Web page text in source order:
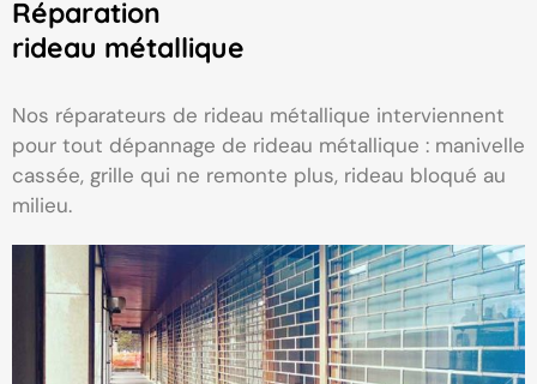
Réparation
rideau métallique
Nos réparateurs de rideau métallique interviennent
pour tout dépannage de rideau métallique : manivelle
cassée, grille qui ne remonte plus, rideau bloqué au
milieu.